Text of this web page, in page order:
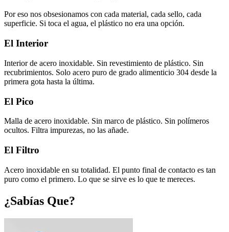
Por eso nos obsesionamos con cada material, cada sello, cada
superficie. Si toca el agua, el plástico no era una opción.
El Interior
Interior de acero inoxidable. Sin revestimiento de plástico. Sin
recubrimientos. Solo acero puro de grado alimenticio 304 desde la
primera gota hasta la última.
El Pico
Malla de acero inoxidable. Sin marco de plástico. Sin polímeros
ocultos. Filtra impurezas, no las añade.
El Filtro
Acero inoxidable en su totalidad. El punto final de contacto es tan
puro como el primero. Lo que se sirve es lo que te mereces.
¿Sabías Que?